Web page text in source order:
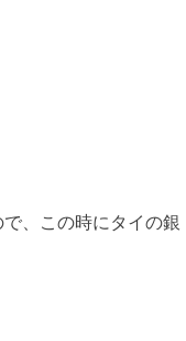
、この時にタイの銀